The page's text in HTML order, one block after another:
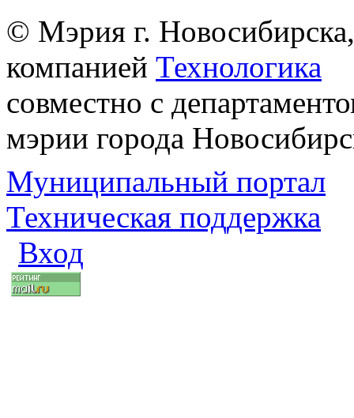
© Мэрия г.
компанией Технологика
совместно с
мэрии города
Муниципальный портал
Техническая поддержка
Вход